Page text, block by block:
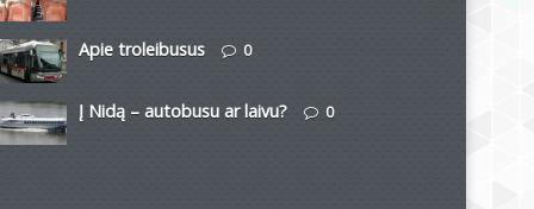
Apie troleibusus 0
Į Nidą – autobusu ar laivu? 0